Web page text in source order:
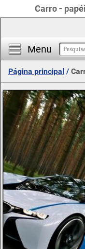
Carro -
Menu
Página principal /